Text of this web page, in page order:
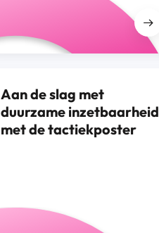
Aan de slag met
duurzame inzetbaarheid
met de tactiekposter